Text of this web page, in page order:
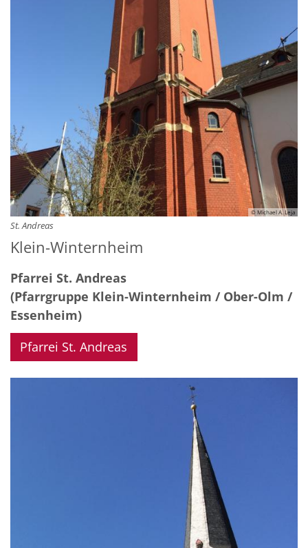
© Michael A. Leja
St. Andreas
Klein-Winternheim
Pfarrei St. Andreas
(Pfarrgruppe Klein-Winternheim / Ober-Olm /
Essenheim)
Pfarrei St. Andreas